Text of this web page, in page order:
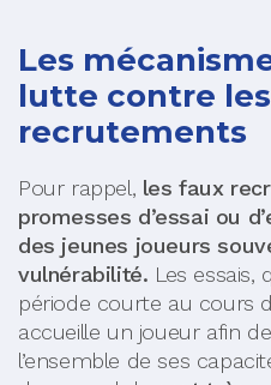
Les
lutte contre
recrutements
Pour rappel, les faux
promesses d’essai ou
des jeunes joueurs
vulnérabilité. Les essais,
période courte au cours
accueille un joueur afin
l’ensemble de ses